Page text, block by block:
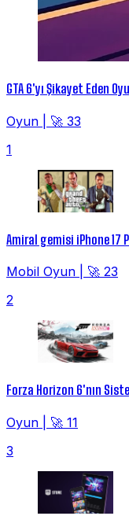
GTA 6'yı Şikayet Eden
Oyun
🚀 33
1
Amiral gemisi iPhone 17
Mobil Oyun
🚀 23
2
Forza Horizon 6'nın
Oyun
🚀 11
3